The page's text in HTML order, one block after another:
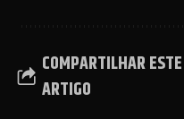
COMPARTILHAR ESTE
ARTIGO